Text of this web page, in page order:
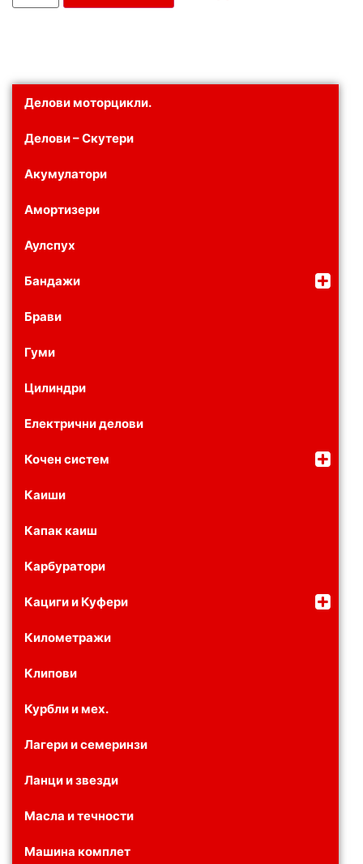
Делови моторцикли.
Делови – Скутери
Акумулатори
Амортизери
Аулспух
Бандажи
Брави
Гуми
Цилиндри
Електрични делови
Кочен систем
Каиши
Капак каиш
Карбуратори
Кациги и Куфери
Километражи
Клипови
Курбли и мех.
Лагери и семеринзи
Ланци и звезди
Масла и течности
Машина комплет